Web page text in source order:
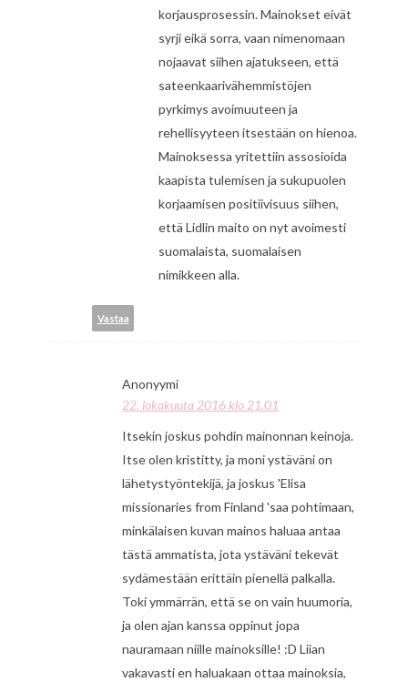
korjausprosessin. Mainokset eivät
syrji eikä sorra, vaan nimenomaan
nojaavat siihen ajatukseen, että
sateenkaarivähemmistöjen
pyrkimys avoimuuteen ja
rehellisyyteen itsestään on hienoa.
Mainoksessa yritettiin assosioida
kaapista tulemisen ja sukupuolen
korjaamisen positiivisuus siihen,
että Lidlin maito on nyt avoimesti
suomalaista, suomalaisen
nimikkeen alla.
Vastaa
Anonyymi
22. lokakuuta 2016 klo 21.01
Itsekin joskus pohdin mainonnan keinoja.
Itse olen kristitty, ja moni ystäväni on
lähetystyöntekijä, ja joskus 'Elisa
missionaries from Finland 'saa pohtimaan,
minkälaisen kuvan mainos haluaa antaa
tästä ammatista, jota ystäväni tekevät
sydämestään erittäin pienellä palkalla.
Toki ymmärrän, että se on vain huumoria,
ja olen ajan kanssa oppinut jopa
nauramaan niille mainoksille! :D Liian
vakavasti en haluakaan ottaa mainoksia,